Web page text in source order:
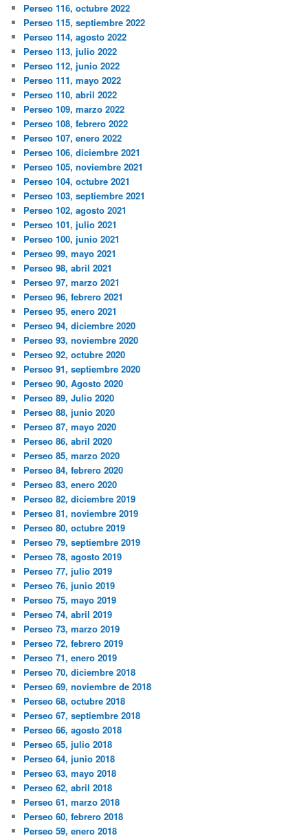
Perseo 116, octubre 2022
Perseo 115, septiembre 2022
Perseo 114, agosto 2022
Perseo 113, julio 2022
Perseo 112, junio 2022
Perseo 111, mayo 2022
Perseo 110, abril 2022
Perseo 109, marzo 2022
Perseo 108, febrero 2022
Perseo 107, enero 2022
Perseo 106, diciembre 2021
Perseo 105, noviembre 2021
Perseo 104, octubre 2021
Perseo 103, septiembre 2021
Perseo 102, agosto 2021
Perseo 101, julio 2021
Perseo 100, junio 2021
Perseo 99, mayo 2021
Perseo 98, abril 2021
Perseo 97, marzo 2021
Perseo 96, febrero 2021
Perseo 95, enero 2021
Perseo 94, diciembre 2020
Perseo 93, noviembre 2020
Perseo 92, octubre 2020
Perseo 91, septiembre 2020
Perseo 90, Agosto 2020
Perseo 89, Julio 2020
Perseo 88, junio 2020
Perseo 87, mayo 2020
Perseo 86, abril 2020
Perseo 85, marzo 2020
Perseo 84, febrero 2020
Perseo 83, enero 2020
Perseo 82, diciembre 2019
Perseo 81, noviembre 2019
Perseo 80, octubre 2019
Perseo 79, septiembre 2019
Perseo 78, agosto 2019
Perseo 77, julio 2019
Perseo 76, junio 2019
Perseo 75, mayo 2019
Perseo 74, abril 2019
Perseo 73, marzo 2019
Perseo 72, febrero 2019
Perseo 71, enero 2019
Perseo 70, diciembre 2018
Perseo 69, noviembre de 2018
Perseo 68, octubre 2018
Perseo 67, septiembre 2018
Perseo 66, agosto 2018
Perseo 65, julio 2018
Perseo 64, junio 2018
Perseo 63, mayo 2018
Perseo 62, abril 2018
Perseo 61, marzo 2018
Perseo 60, febrero 2018
Perseo 59, enero 2018